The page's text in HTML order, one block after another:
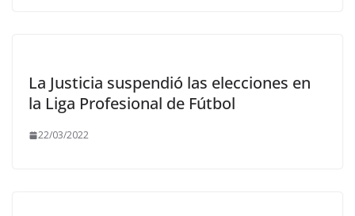
La Justicia suspendió las elecciones en
la Liga Profesional de Fútbol
22/03/2022